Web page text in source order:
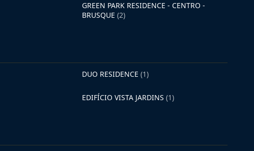
GREEN PARK RESIDENCE - CENTRO -
BRUSQUE (2)
DUO RESIDENCE (1)
EDIFÍCIO VISTA JARDINS (1)